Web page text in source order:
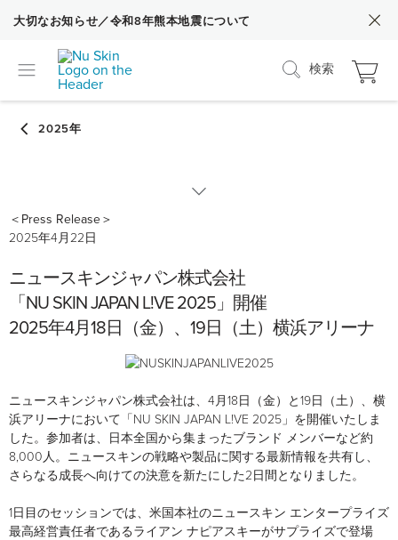
大切なお知らせ／令和8年熊本地震について
検索
2025
2024
2023
2021
2020
2019
＜Press Release＞
2025年4月22日
ニュースキンジャパン株式会社
「NU SKIN JAPAN L!VE 2025」開催
2025年4月18日（金）、19日（土）横浜アリーナ
ニュースキンジャパン株式会社は、4月18日（金）と19日（土）、横
浜アリーナにおいて「NU SKIN JAPAN L!VE 2025」を開催いたしま
した。参加者は、日本全国から集まったブランド メンバーなど約
8,000人。ニュースキンの戦略や製品に関する最新情報を共有し、
さらなる成長へ向けての決意を新たにした2日間となりました。
1日目のセッションでは、米国本社のニュースキン エンタープライズ
最高経営責任者であるライアン ナピアスキーがサプライズで登場